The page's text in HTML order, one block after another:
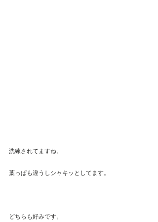
洗練されてますね。
葉っぱも違うしシャキッとしてます。
どちらも好みです。